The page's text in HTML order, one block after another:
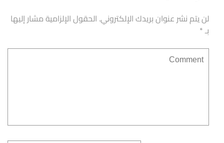
لن يتم نشر عنوان بريدك الإلكتروني. الحقول الإلزامية مشار إليها
بـ*